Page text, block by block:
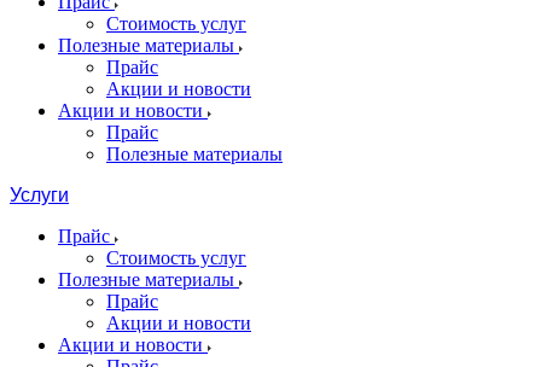
Стоимость услуг
Полезные материалы
Прайс
Акции и новости
Акции и новости
Прайс
Полезные материалы
Услуги
Прайс
Стоимость услуг
Полезные материалы
Прайс
Акции и новости
Акции и новости